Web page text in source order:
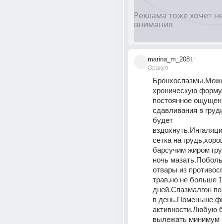
marina_m_208
Оракул
1г
хроническую
постоянное
сдавливания в
будет
сетка на
барсучим жиром
ночь
отвары из
трав,но не больше
дней.Спазмалгон
в день.Поменьше
активности.Любую
вылежать минимум